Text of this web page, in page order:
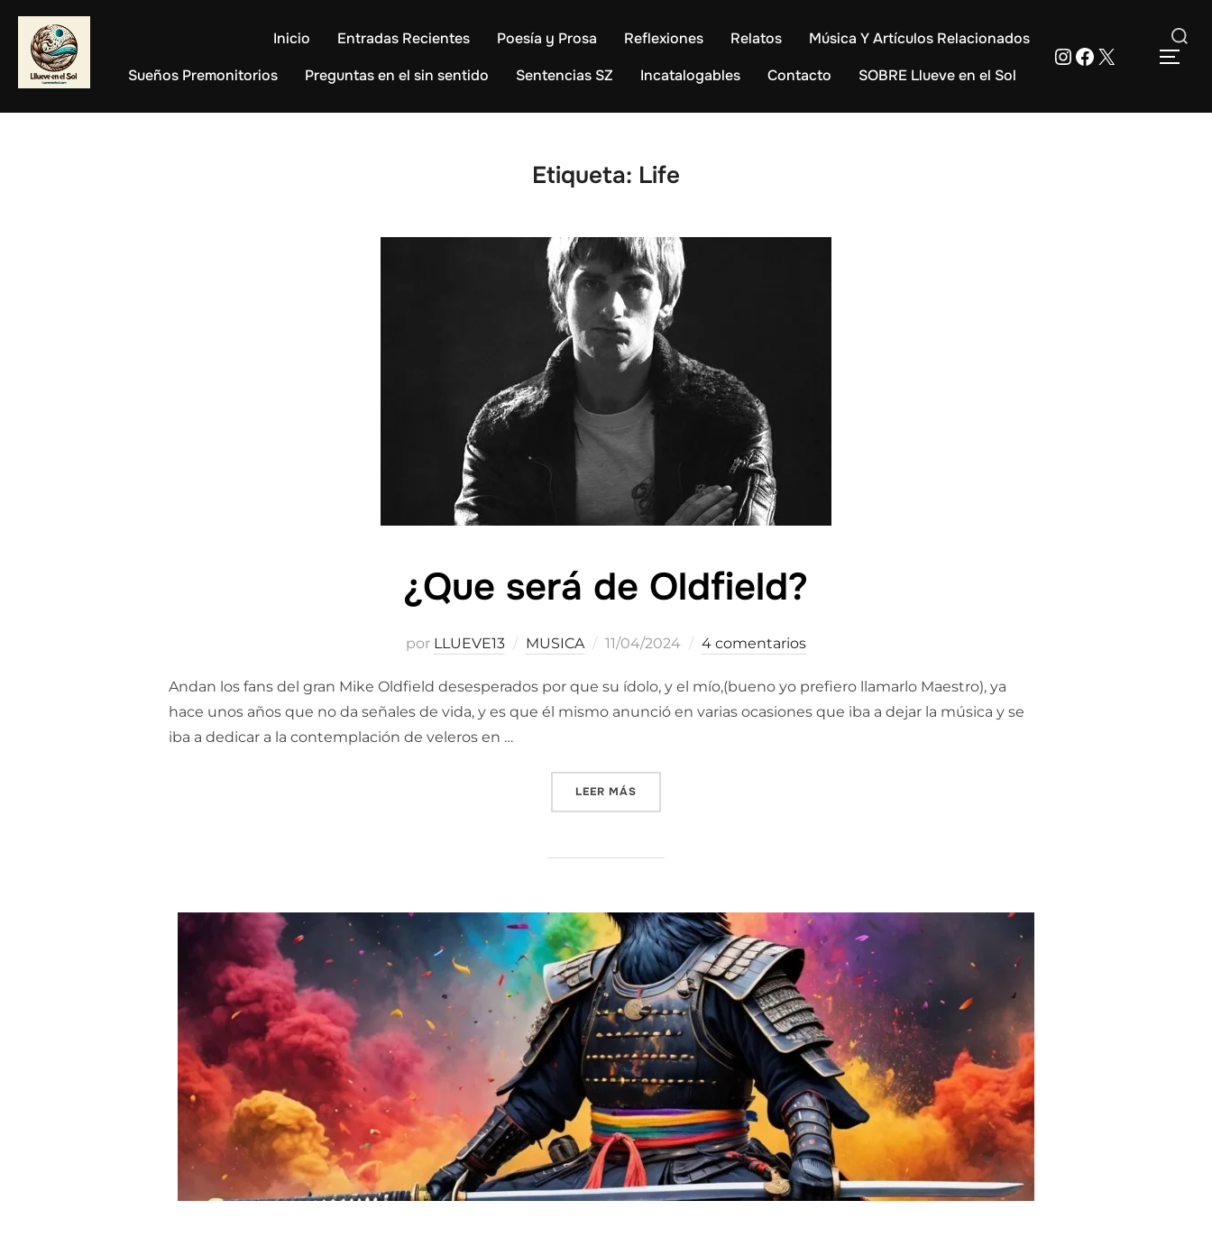
contenido
Inicio Entradas Recientes Poesía y Prosa Reflexiones Relatos
Música Y Artículos Relacionados
Sueños Premonitorios
Preguntas en el sin sentido Sentencias SZ Incatalogables Contacto SOBRE Llueve en el Sol
Instagram
Facebook
X Buscar:
Etiqueta: Life
¿Que será de Oldfield?
por LLUEVE13 MUSICA
Publicado
11/04/2024 4 comentarios
Andan los fans del gran Mike Oldfield desesperados por que su ídolo, y el mío,(bueno yo prefiero llamarlo Maestro), ya
hace unos años que no da señales de vida, y es que él mismo anunció en varias ocasiones que iba a dejar la música y se
iba a dedicar a la contemplación de veleros en …
LEER MÁS